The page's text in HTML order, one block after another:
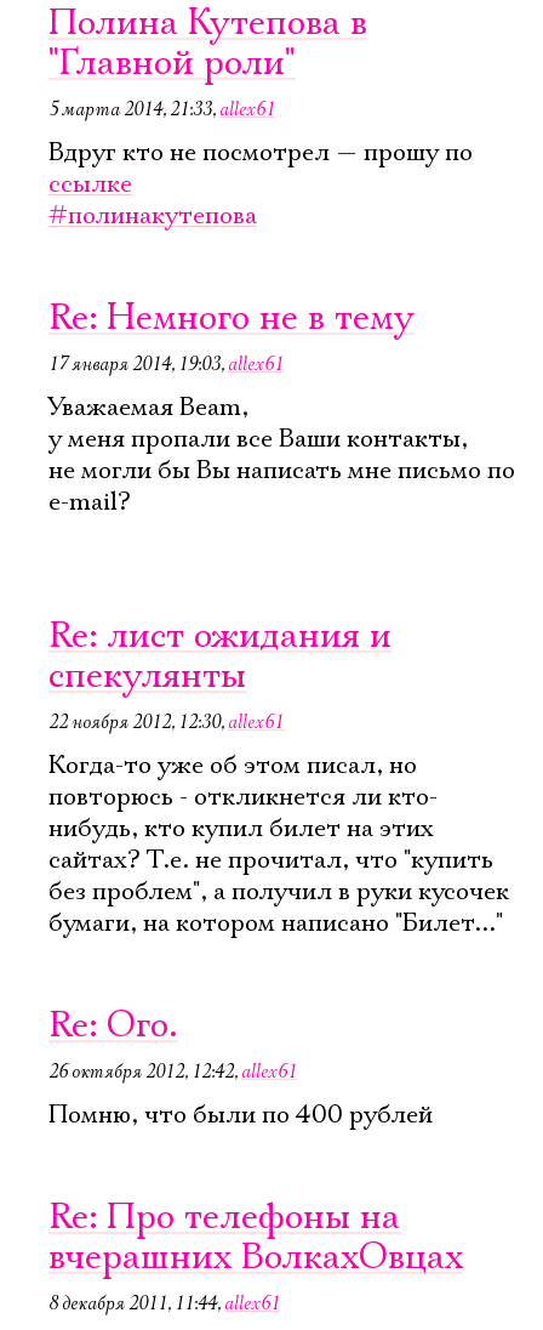
Полина Кутепова в
"Главной роли"
5 марта 2014, 21:33, allex61
Вдруг кто не посмотрел — прошу по
ссылке
#полинакутепова
Re: Немного не в тему
17 января 2014, 19:03, allex61
Уважаемая Beam,
у меня пропали все Ваши контакты,
не могли бы Вы написать мне письмо по
e-mail?
Re: лист ожидания и
спекулянты
22 ноября 2012, 12:30, allex61
Когда-то уже об этом писал, но
повторюсь - откликнется ли кто-
нибудь, кто купил билет на этих
сайтах? Т.е. не прочитал, что "купить
без проблем", а получил в руки кусочек
бумаги, на котором написано "Билет..."
Re: Ого.
26 октября 2012, 12:42, allex61
Помню, что были по 400 рублей
Re: Про телефоны на
вчерашних ВолкахОвцах
8 декабря 2011, 11:44, allex61